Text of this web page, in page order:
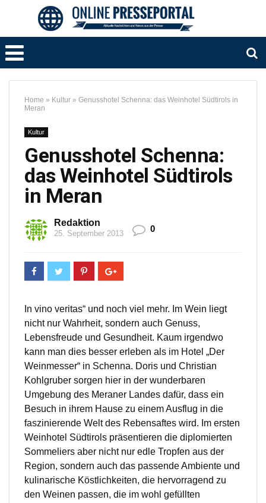
Home » Kultur » Genusshotel Schenna: das Weinhotel Südtirols in
Meran
Kultur
Genusshotel Schenna:
das Weinhotel Südtirols
in Meran
Redaktion
25. September 2013 0
In vino veritas“ und noch viel mehr. Im Wein liegt
nicht nur Wahrheit, sondern auch Genuss,
Lebensfreude und Gesundheit. Kaum irgendwo
kann man dies besser erleben als im Hotel „Der
Weinmesser“ in Schenna. Doris und Christian
Kohlgruber sorgen hier in der wunderbaren
Umgebung des Meraner Landes dafür, dass ein
Besuch in ihrem Hause zu einem Ausflug in die
faszinierende Welt des Rebensaftes wird. Im ersten
Weinhotel Südtirols präsentieren die diplomierten
Sommeliers aber nicht nur edle Tropfen aus der
Region, sondern auch das passende Ambiente und
kulinarische Köstlichkeiten, die hervorragend zu
den Weinen passen, die im wohl gefüllten